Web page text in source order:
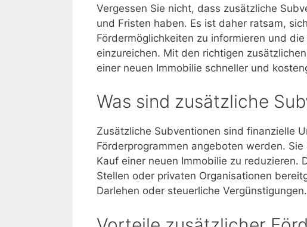
Vergessen Sie nicht, dass zusätzliche
und Fristen haben. Es ist daher ratsam,
Fördermöglichkeiten zu informieren und
einzureichen. Mit den richtigen
einer neuen Immobilie schneller und
Was sind zusätzliche
Zusätzliche Subventionen sind finanzielle
Förderprogrammen angeboten werden.
Kauf einer neuen Immobilie zu reduzieren.
Stellen oder privaten Organisationen
Darlehen oder steuerliche Vergünstigungen.